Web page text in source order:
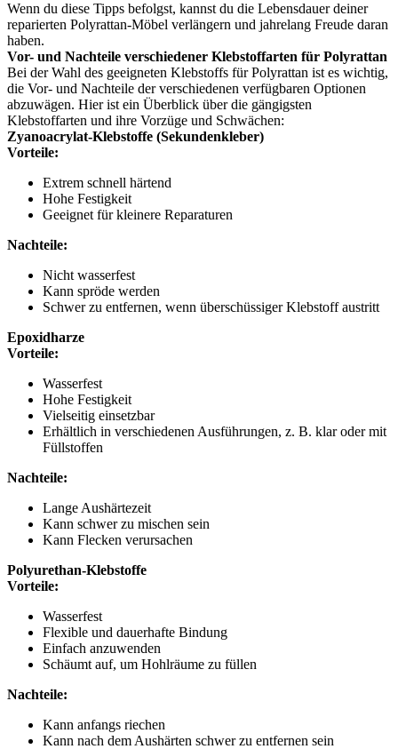
Wenn du diese Tipps befolgst, kannst du die Lebensdauer deiner
reparierten Polyrattan-Möbel verlängern und jahrelang Freude daran
haben.
Vor- und Nachteile verschiedener Klebstoffarten für Polyrattan
Bei der Wahl des geeigneten Klebstoffs für Polyrattan ist es wichtig,
die Vor- und Nachteile der verschiedenen verfügbaren Optionen
abzuwägen. Hier ist ein Überblick über die gängigsten
Klebstoffarten und ihre Vorzüge und Schwächen:
Zyanoacrylat-Klebstoffe (Sekundenkleber)
Vorteile:
Extrem schnell härtend
Hohe Festigkeit
Geeignet für kleinere Reparaturen
Nachteile:
Nicht wasserfest
Kann spröde werden
Schwer zu entfernen, wenn überschüssiger Klebstoff austritt
Epoxidharze
Vorteile:
Wasserfest
Hohe Festigkeit
Vielseitig einsetzbar
Erhältlich in verschiedenen Ausführungen, z. B. klar oder mit
Füllstoffen
Nachteile:
Lange Aushärtezeit
Kann schwer zu mischen sein
Kann Flecken verursachen
Polyurethan-Klebstoffe
Vorteile:
Wasserfest
Flexible und dauerhafte Bindung
Einfach anzuwenden
Schäumt auf, um Hohlräume zu füllen
Nachteile:
Kann anfangs riechen
Kann nach dem Aushärten schwer zu entfernen sein